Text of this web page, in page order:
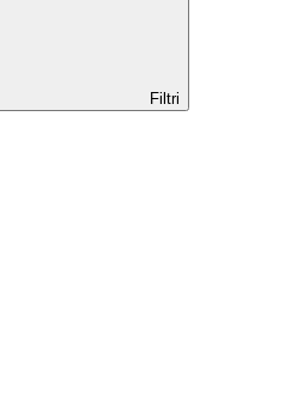
Filtri